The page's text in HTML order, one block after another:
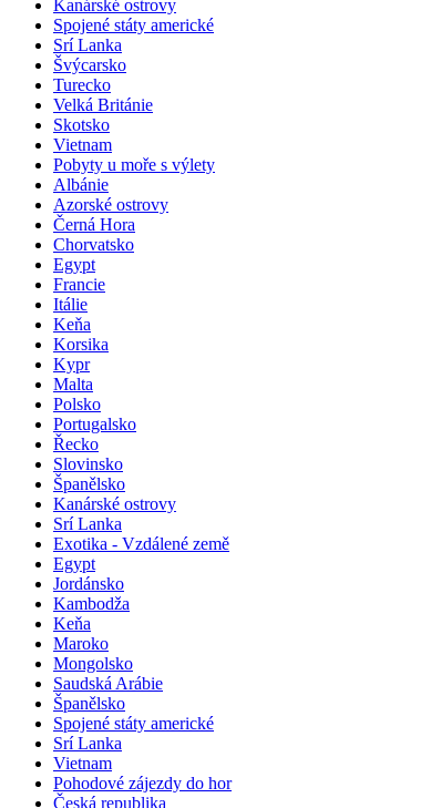
Kanárské ostrovy
Spojené státy americké
Srí Lanka
Švýcarsko
Turecko
Velká Británie
Skotsko
Vietnam
Pobyty u moře s výlety
Albánie
Azorské ostrovy
Černá Hora
Chorvatsko
Egypt
Francie
Itálie
Keňa
Korsika
Kypr
Malta
Polsko
Portugalsko
Řecko
Slovinsko
Španělsko
Kanárské ostrovy
Srí Lanka
Exotika - Vzdálené země
Egypt
Jordánsko
Kambodža
Keňa
Maroko
Mongolsko
Saudská Arábie
Španělsko
Spojené státy americké
Srí Lanka
Vietnam
Pohodové zájezdy do hor
Česká republika